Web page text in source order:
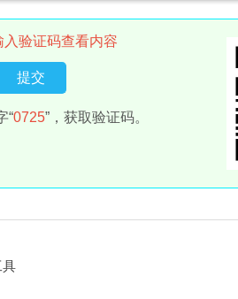
验证码查看内容
“0725”，获取验证码。
具